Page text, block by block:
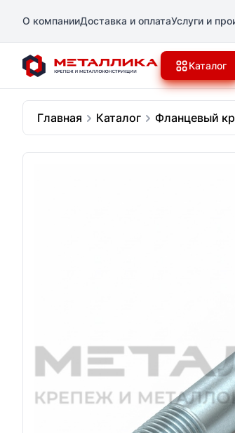
О компанииДоставка и оплатаУслуги и
Каталог
Главная Каталог Фланцевый